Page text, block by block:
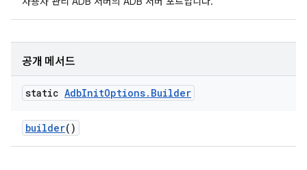
공개 메서드
static AdbInitOptions. Builder
builder()